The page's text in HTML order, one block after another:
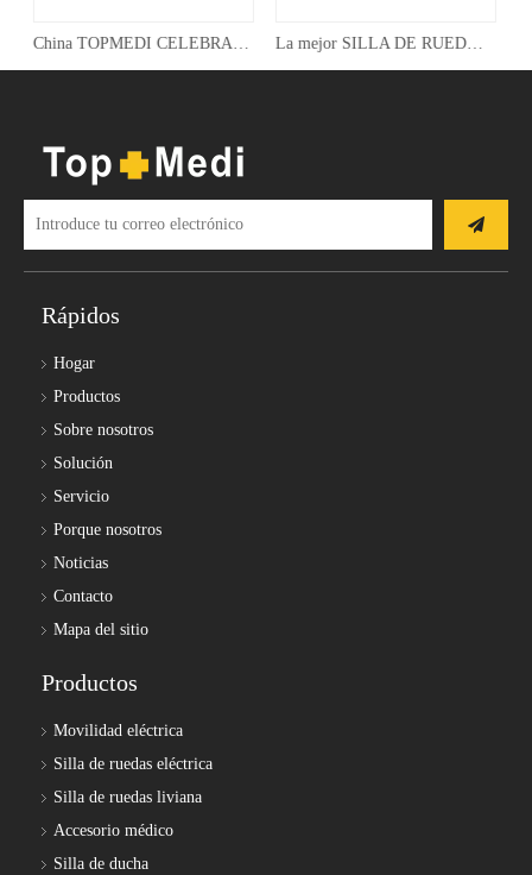
La mejor SILLA DE RUEDAS PARA NIÑOS TOPMEDI TRW906Precio de fábrica- Fabricantes profesionales de sillas de ruedas con parálisis cerebral para niños Topmedi TRW958LBCGPY
Rápidos
Hogar
Productos
Sobre nosotros
Solución
Servicio
Porque nosotros
Noticias
Contacto
Mapa del sitio
Productos
Movilidad eléctrica
Silla de ruedas eléctrica
Silla de ruedas liviana
Accesorio médico
Silla de ducha